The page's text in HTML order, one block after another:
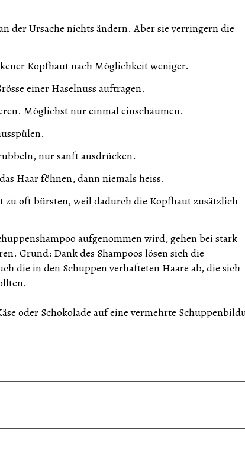
der Ursache nichts ändern. Aber sie verringern die
Kopfhaut nach Möglichkeit weniger.
einer Haselnuss auftragen.
Möglichst nur einmal einschäumen.
nur sanft ausdrücken.
Haar föhnen, dann niemals heiss.
oft bürsten, weil dadurch die Kopfhaut zusätzlich
aufgenommen wird, gehen bei stark
Grund: Dank des Shampoos lösen sich die
die in den Schuppen verhafteten Haare ab, die sich
oder Schokolade auf eine vermehrte